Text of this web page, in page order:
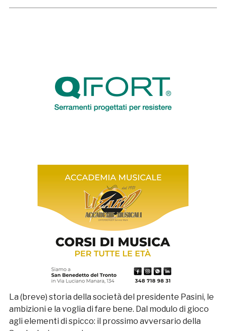
La (breve) storia della società del presidente Pasini, le
ambizioni e la voglia di fare bene. Dal modulo di gioco
agli elementi di spicco: il prossimo avversario della